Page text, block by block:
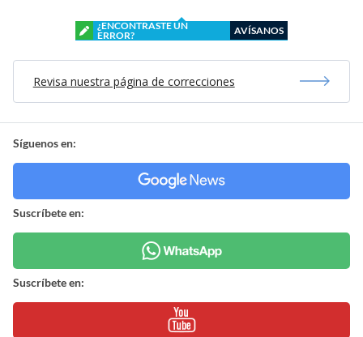
¿ENCONTRASTE UN
ERROR?
AVÍSANOS
Revisa nuestra página de correcciones
Síguenos en:
Suscríbete en:
Suscríbete en: